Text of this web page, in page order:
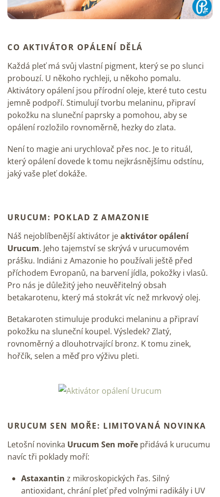
CO AKTIVÁTOR OPÁLENÍ DĚLÁ
Každá pleť má svůj vlastní pigment, který se po slunci
probouzí. U někoho rychleji, u někoho pomalu.
Aktivátory opálení jsou přírodní oleje, které tuto cestu
jemně podpoří. Stimulují tvorbu melaninu, připraví
pokožku na sluneční paprsky a pomohou, aby se
opálení rozložilo rovnoměrně, hezky do zlata.
Není to magie ani urychlovač přes noc. Je to rituál,
který opálení dovede k tomu nejkrásnějšímu odstínu,
jaký vaše pleť dokáže.
URUCUM: POKLAD Z AMAZONIE
Náš nejoblíbenější aktivátor jeaktivátor opálení
Urucum. Jeho tajemství se skrývá v urucumovém
prášku. Indiáni z Amazonie ho používali ještě před
příchodem Evropanů, na barvení jídla, pokožky i vlasů.
Pro nás je důležitý jeho neuvěřitelný obsah
betakarotenu, který má stokrát víc než mrkvový olej.
Betakaroten stimuluje produkci melaninu a připraví
pokožku na sluneční koupel. Výsledek? Zlatý,
rovnoměrný a dlouhotrvající bronz. K tomu zinek,
hořčík, selen a měď pro výživu pleti.
URUCUM SEN MOŘE: LIMITOVANÁ NOVINKA
Letošní novinka Urucum Sen moře přidává k urucumu
navíc tři poklady moří:
Astaxantin z mikroskopických řas. Silný
antioxidant, chrání pleť před volnými radikály i UV